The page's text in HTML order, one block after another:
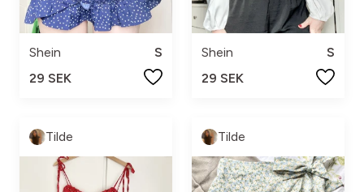
Shein
S
29 SEK
Shein
S
29 SEK
Tilde Tilde